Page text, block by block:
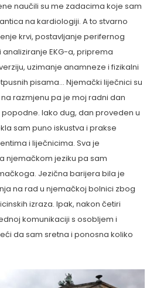
naučili su me zadacima koje sam
na kardiologiji. A to stvarno
krvi, postavljanje perifernog
EKG-a, priprema
uzimanje anamneze i fizikalni
pisama… Njemački liječnici su
razmjenu pa je moj radni dan
Iako dug, dan proveden u
sam puno iskustva i prakse
i liječnicima. Sva je
njemačkom jeziku pa sam
Jezična barijera bila je
na rad u njemačkoj bolnici zbog
izraza. Ipak, nakon četiri
komunikaciji s osobljem i
da sam sretna i ponosna koliko